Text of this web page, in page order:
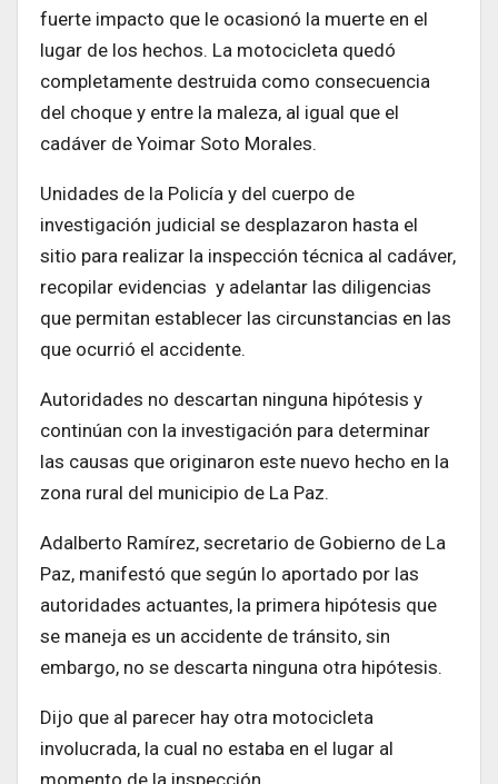
fuerte impacto que le ocasionó la muerte en el
lugar de los hechos. La motocicleta quedó
completamente destruida como consecuencia
del choque y entre la maleza, al igual que el
cadáver de Yoimar Soto Morales.
Unidades de la Policía y del cuerpo de
investigación judicial se desplazaron hasta el
sitio para realizar la inspección técnica al cadáver,
recopilar evidencias y adelantar las diligencias
que permitan establecer las circunstancias en las
que ocurrió el accidente.
Autoridades no descartan ninguna hipótesis y
continúan con la investigación para determinar
las causas que originaron este nuevo hecho en la
zona rural del municipio de La Paz.
Adalberto Ramírez, secretario de Gobierno de La
Paz, manifestó que según lo aportado por las
autoridades actuantes, la primera hipótesis que
se maneja es un accidente de tránsito, sin
embargo, no se descarta ninguna otra hipótesis.
Dijo que al parecer hay otra motocicleta
involucrada, la cual no estaba en el lugar al
momento de la inspección.